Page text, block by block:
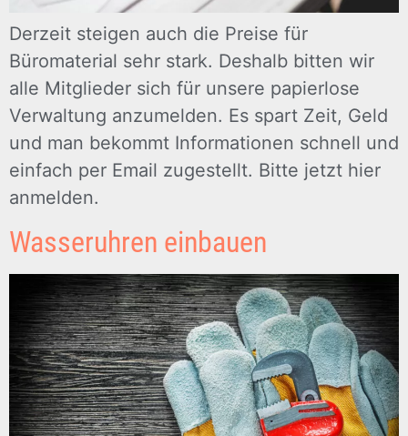
Derzeit steigen auch die Preise für
Büromaterial sehr stark. Deshalb bitten wir
alle Mitglieder sich für unsere papierlose
Verwaltung anzumelden. Es spart Zeit, Geld
und man bekommt Informationen schnell und
einfach per Email zugestellt. Bitte jetzt hier
anmelden.
Wasseruhren einbauen